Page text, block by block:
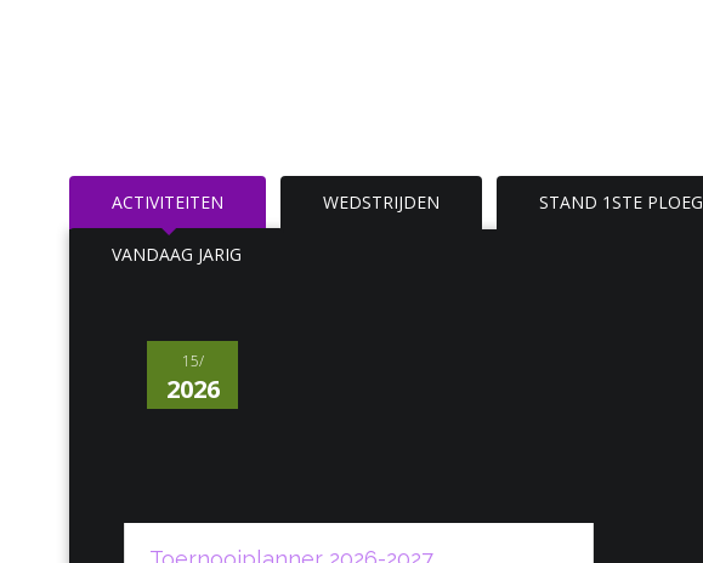
ACTIVITEITEN WEDSTRIJDEN STAND 1STE PLOEG
VANDAAG JARIG
15/
2026